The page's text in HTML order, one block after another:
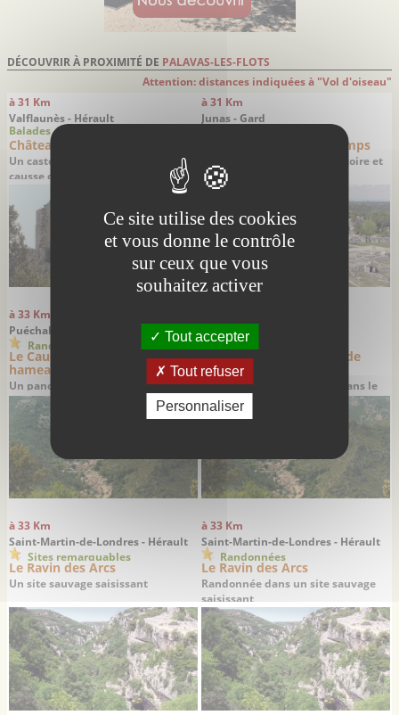
DÉCOUVRIR À PROXIMITÉ DE PALAVAS-LES-FLOTS
Attention: distances indiquées à "Vol d'oiseau"
à 31 Km
Valflaunès - Hérault
Balades
Château de Viviourès
Un castellas méconnu perché sur le
causse de l’Hortus
à 31 Km
Junas - Gard
Les carrières du Bon Temps
Un superbe décor entre histoire et
nature
à 33 Km
Puéchabon - Hérault
Randonnées
Le Causse de Puéchabon et le
hameau de Montcalmès
Un panorama exceptionnel sur
Saint-Guilhem-le-Désert
Puéchabon - Hérault
Balades
Le hameau abandonné de
Montcalmès
Une troublante remontée dans le
temps
à 33 Km
Saint-Martin-de-Londres - Hérault
Sites remarquables
Le Ravin des Arcs
Un site sauvage saisissant
à 33 Km
Saint-Martin-de-Londres - Hérault
Randonnées
Le Ravin des Arcs
Randonnée dans un site sauvage
saisissant
Ce site utilise des cookies
et vous donne le contrôle
sur ceux que vous
souhaitez activer
Tout accepter
Tout refuser
Personnaliser